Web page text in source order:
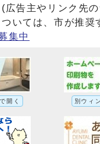
(広告主やリンク先
ついては、市が推奨
集中
開く 別ウィ